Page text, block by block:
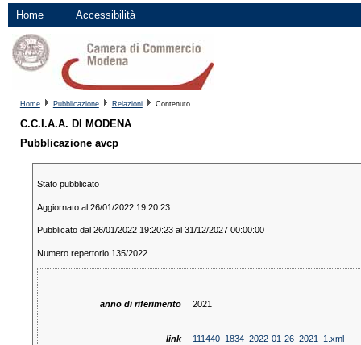
Home Accessibilità
Home Pubblicazione Relazioni Contenuto
C.C.I.A.A. DI MODENA
Pubblicazione avcp
Stato pubblicato
Aggiornato al 26/01/2022 19:20:23
Pubblicato dal 26/01/2022 19:20:23 al 31/12/2027 00:00:00
Numero repertorio 135/2022
anno di riferimento 2021
link 111440_1834_2022-01-26_2021_1.xml